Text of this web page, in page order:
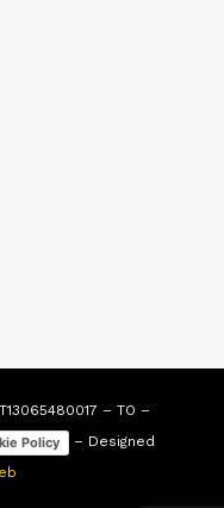
– TO –
Policy
– Designed